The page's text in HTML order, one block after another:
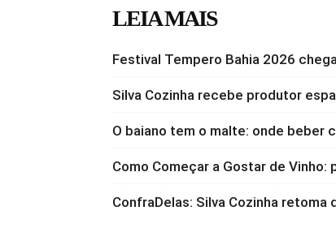
LEIA MAIS
Festival Tempero Bahia 2026
Silva Cozinha recebe produtor
O baiano tem o malte: onde beber
Como Começar a Gostar de Vinho:
ConfraDelas: Silva Cozinha retoma